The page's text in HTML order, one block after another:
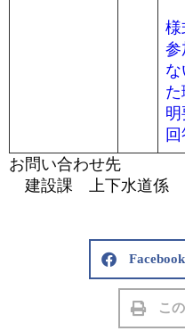
参
お問い合わせ先
建設課 上下水道係
Facebook
こ